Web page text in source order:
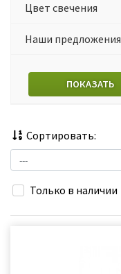
Цвет свечения
Наши предложения
ПОКАЗАТЬ
Сортировать:
Только в наличии